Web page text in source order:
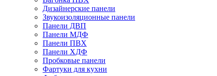
Дизайнерские панели
Звукоизоляционные панели
Панели ДВП
Панели МДФ
Панели ПВХ
Панели ХДФ
Пробковые панели
Фартуки для кухни